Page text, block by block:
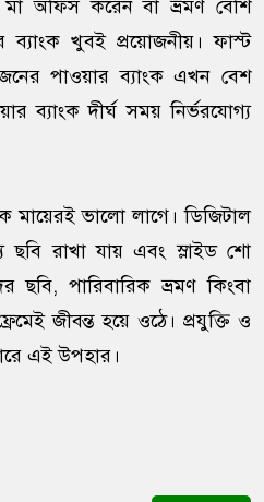
অফিস করেন বা ভ্রমণ বেশি
খুবই প্রয়োজনীয়। ফাস্ট
পাওয়ার ব্যাংক এখন বেশ
ব্যাংক দীর্ঘ সময় নির্ভরযোগ্য
মায়েরই ভালো লাগে। ডিজিটাল
ছবি রাখা যায় এবং স্লাইড শো
ছবি, পারিবারিক ভ্রমণ কিংবা
জীবন্ত হয়ে ওঠে। প্রযুক্তি ও
এই উপহার।